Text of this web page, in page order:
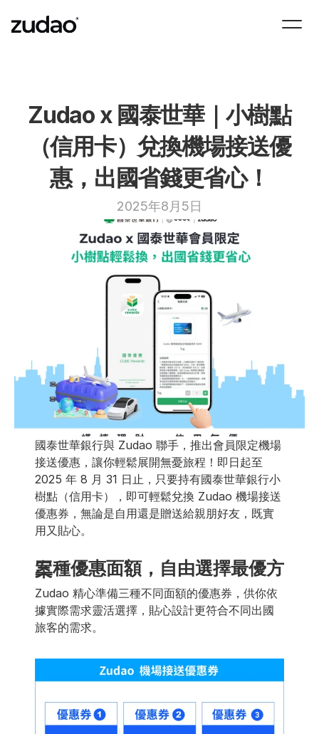
Zudao x 國泰世華｜小樹點
（信用卡）兌換機場接送優
惠，出國省錢更省心！
2025年8月5日
國泰世華銀行與 Zudao 聯手，推出會員限定機場
接送優惠，讓你輕鬆展開無憂旅程！即日起至
2025 年 8 月 31 日止，只要持有國泰世華銀行小
樹點（信用卡），即可輕鬆兌換 Zudao 機場接送
優惠券，無論是自用還是贈送給親朋好友，既實
用又貼心。
三種優惠面額，自由選擇最優方案
Zudao 精心準備三種不同面額的優惠券，供你依
據實際需求靈活選擇，貼心設計更符合不同出國
旅客的需求。